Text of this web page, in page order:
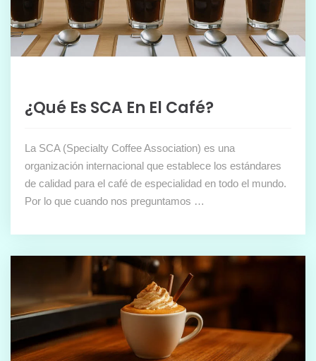
¿Qué Es SCA En El Café?
La SCA (Specialty Coffee Association) es una
organización internacional que establece los estándares
de calidad para el café de especialidad en todo el mundo.
Por lo que cuando nos preguntamos …